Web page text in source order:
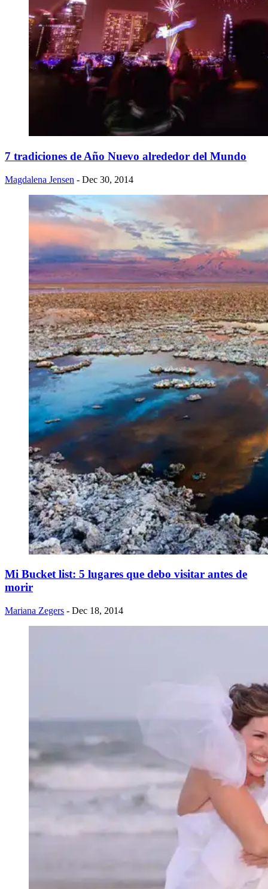
​7 tradiciones de Año Nuevo alrededor del Mundo
Magdalena Jensen - Dec 30, 2014
Mi Bucket list: 5 lugares que debo visitar antes de
morir
Mariana Zegers - Dec 18, 2014